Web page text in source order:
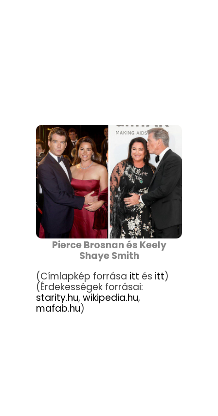
Pierce Brosnan és Keely
Shaye Smith
(Címlapkép forrása itt és itt)
(Érdekességek forrásai:
starity.hu, wikipedia.hu,
mafab.hu)